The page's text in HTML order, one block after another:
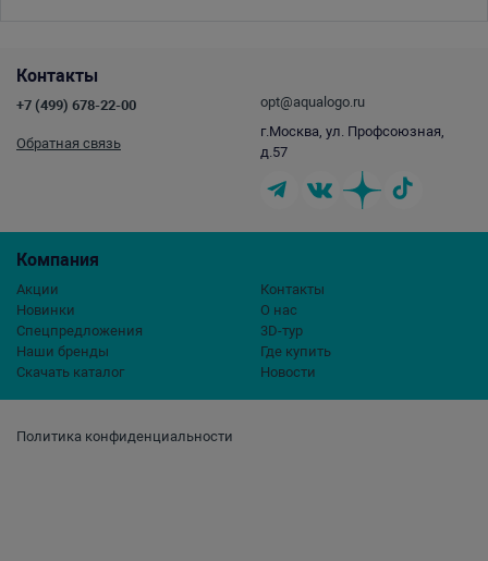
Политика конфиденциальности
Компания
Акции
Новинки
Спецпредложения
Наши бренды
Скачать каталог
Контакты
О нас
3D-тур
Где купить
Новости
Контакты
+7 (499) 678-22-00
Обратная связь
opt@aqualogo.ru
г.Москва, ул. Профсоюзная,
д.57